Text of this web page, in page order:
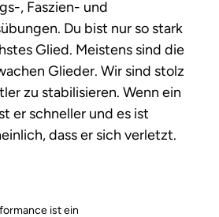
, Faszien- und
Du bist nur so stark
Glied. Meistens sind die
Glieder. Wir sind stolz
zu stabilisieren. Wenn ein
er schneller und es ist
dass er sich verletzt.
ist ein